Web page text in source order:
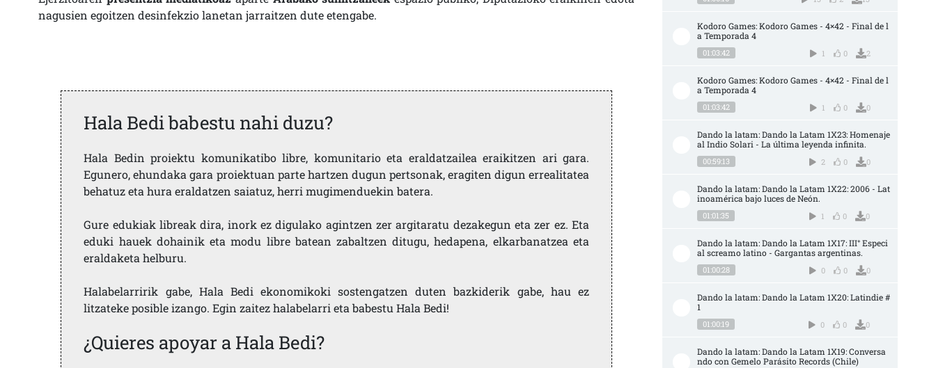
nagusien egoitzen desinfekzio lanetan jarraitzen dute etengabe.
Hala Bedi babestu nahi duzu?
Hala Bedin proiektu komunikatibo libre, komunitario eta eraldatzailea eraikitzen ari gara.
Egunero, ehundaka gara proiektuan parte hartzen dugun pertsonak, eragiten digun errealitatea
behatuz eta hura eraldatzen saiatuz, herri mugimenduekin batera.
Gure edukiak libreak dira, inork ez digulako agintzen zer argitaratu dezakegun eta zer ez. Eta
eduki hauek dohainik eta modu libre batean zabaltzen ditugu, hedapena, elkarbanatzea eta
eraldaketa helburu.
Halabelarririk gabe, Hala Bedi ekonomikoki sostengatzen duten bazkiderik gabe, hau ez
litzateke posible izango. Egin zaitez halabelarri eta babestu Hala Bedi!
¿Quieres apoyar a Hala Bedi?
Kodoro Games: Kodoro Games - 4×42 - Final de l
a Temporada 4
01:03:42 1 0 2
Kodoro Games: Kodoro Games - 4×42 - Final de l
a Temporada 4
01:03:42 1 0 0
Dando la latam: Dando la Latam 1X23: Homenaje
al Indio Solari - La última leyenda infinita.
00:59:13 2 0 0
Dando la latam: Dando la Latam 1X22: 2006 - Lat
inoamérica bajo luces de Neón.
01:01:35 1 0 0
Dando la latam: Dando la Latam 1X17: III° Especi
al screamo latino - Gargantas argentinas.
01:00:28 0 0 0
Dando la latam: Dando la Latam 1X20: Latindie #
1
01:00:19 0 0 0
Dando la latam: Dando la Latam 1X19: Conversa
ndo con Gemelo Parásito Records (Chile)